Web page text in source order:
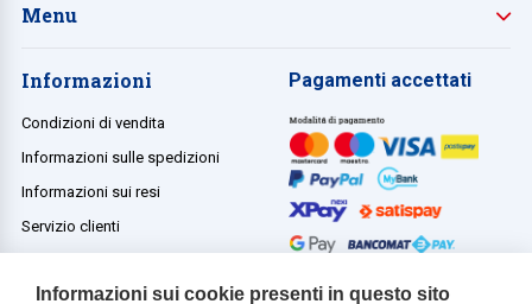
Menu
Informazioni
Condizioni di vendita
Informazioni sulle spedizioni
Informazioni sui resi
Servizio clienti
Pagamenti accettati
Informazioni sui cookie presenti in questo sito